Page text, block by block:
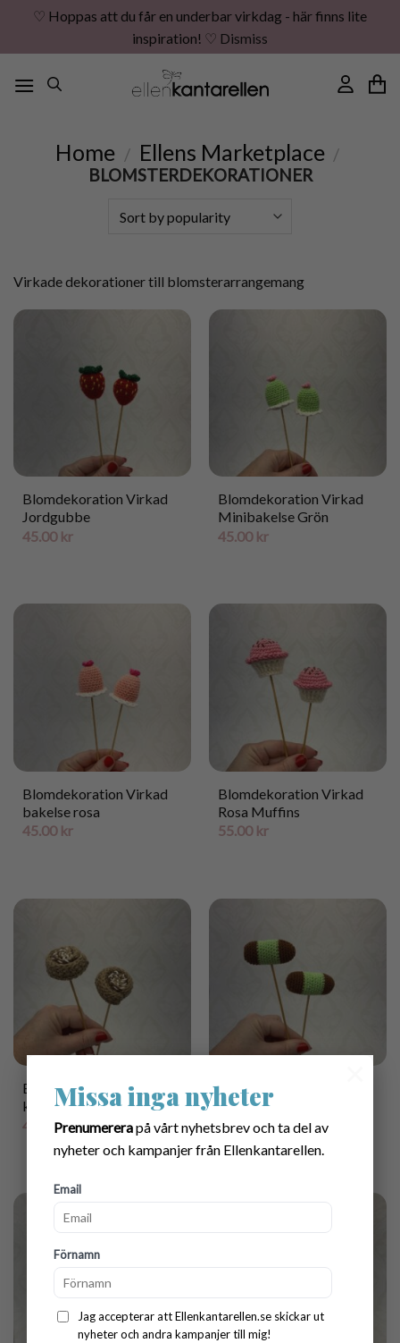
Missa inga nyheter
Prenumererapå vårt nyhetsbrev och ta del av
nyheter och kampanjer från Ellenkantarellen.
Email
Förnamn
Jag accepterar att Ellenkantarellen.se skickar ut
nyheter och andra kampanjer till mig!
♡ Hoppas att du får en underbar virkdag - här finns lite
inspiration! ♡ Dismiss
Home / Ellens Marketplace /
BLOMSTERDEKORATIONER
Virkade dekorationer till blomsterarrangemang
Blomdekoration Virkad
Jordgubbe
45.00 kr
Blomdekoration Virkad
Minibakelse Grön
45.00 kr
Blomdekoration Virkad
bakelse rosa
45.00 kr
Blomdekoration Virkad
Rosa Muffins
55.00 kr
Blomderkoration Virkad
kanelbulle
45.00kr
Blomdekoration Virkad
Dammsugare
45.00kr